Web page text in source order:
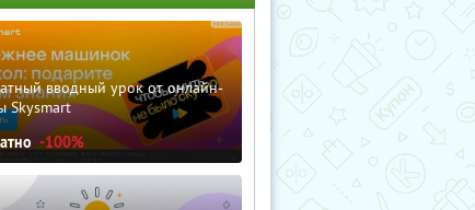
вводный урок от онлайн-
Skysmart
-100%